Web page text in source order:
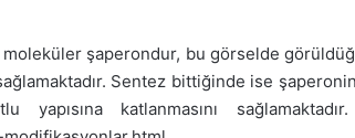
şaperondur, bu görselde
Sentez bittiğinde ise
yapısına katlanmasını